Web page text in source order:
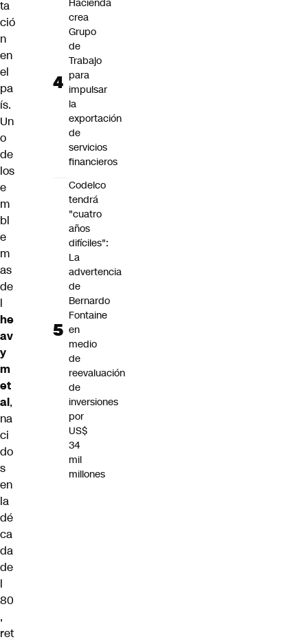
ta
ció
n
en
el
pa
ís.
Un
o
de
los
e
m
bl
e
m
as
de
l
he
av
y
m
et
al,
na
ci
do
s
en
la
dé
ca
da
de
l
80
,
ret
Hacienda
crea
Grupo
de
Trabajo
para
impulsar
la
exportación
de
servicios
financieros
Codelco
tendrá
"cuatro
años
difíciles":
La
advertencia
de
Bernardo
Fontaine
en
medio
de
reevaluación
de
inversiones
por
US$
34
mil
millones